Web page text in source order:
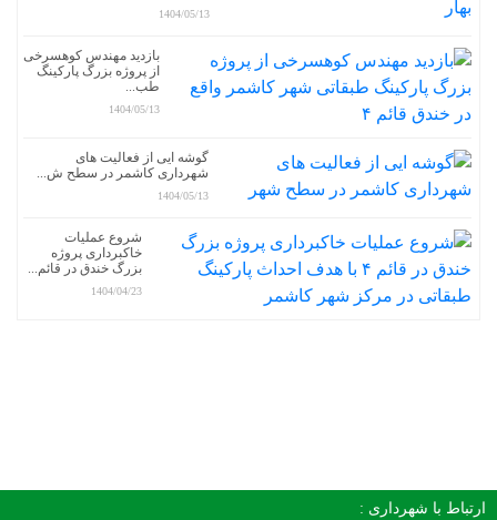
1404/05/13
بازدید مهندس کوهسرخی
از پروژه بزرگ پارکینگ
طب...
1404/05/13
گوشه ایی از فعالیت های
شهرداری کاشمر در سطح ش...
1404/05/13
شروع عملیات
خاکبرداری پروژه
بزرگ خندق در قائم...
1404/04/23
ارتباط با شهرداری :